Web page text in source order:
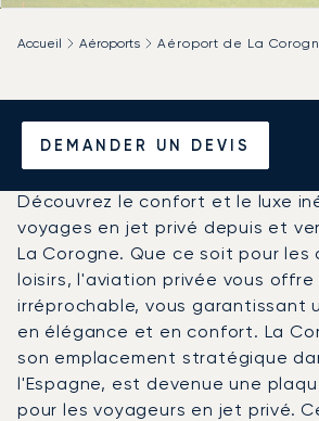
DEMANDER UN DEVIS
Accueil Aéroports Aéroport de La
Louer un Jet
l'Aéroport de La
Découvrez le confort et le luxe
voyages en jet privé depuis et
La Corogne. Que ce soit pour les
loisirs, l'aviation privée vous offre
irréprochable, vous garantissant
en élégance et en confort. La
son emplacement stratégique
l'Espagne, est devenue une
pour les voyageurs en jet privé.